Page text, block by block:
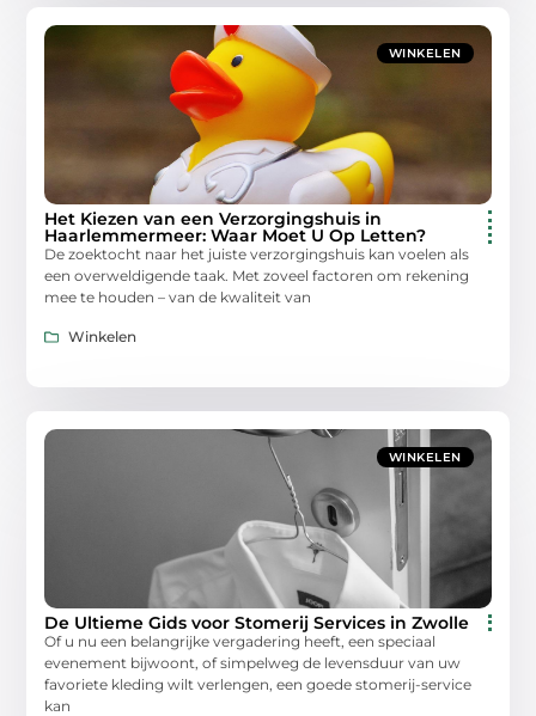
WINKELEN
Het Kiezen van een Verzorgingshuis in
Haarlemmermeer: Waar Moet U Op Letten?
De zoektocht naar het juiste verzorgingshuis kan voelen als
een overweldigende taak. Met zoveel factoren om rekening
mee te houden – van de kwaliteit van
Winkelen
WINKELEN
De Ultieme Gids voor Stomerij Services in Zwolle
Of u nu een belangrijke vergadering heeft, een speciaal
evenement bijwoont, of simpelweg de levensduur van uw
favoriete kleding wilt verlengen, een goede stomerij-service
kan